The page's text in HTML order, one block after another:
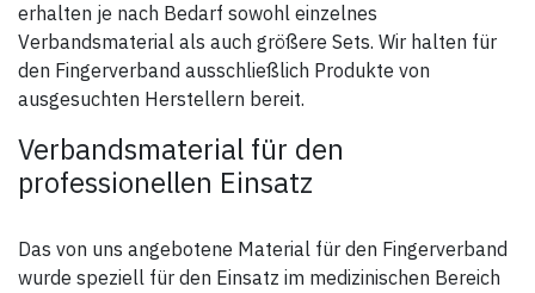
erhalten je nach Bedarf sowohl einzelnes
Verbandsmaterial als auch größere Sets. Wir halten für
den Fingerverband ausschließlich Produkte von
ausgesuchten Herstellern bereit.
Verbandsmaterial für den
professionellen Einsatz
Das von uns angebotene Material für den Fingerverband
wurde speziell für den Einsatz im medizinischen Bereich